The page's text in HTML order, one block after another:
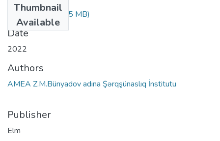
Thumbnail
Available
shusha.az.pdf(2.65 MB)
Date
2022
Authors
AMEA Z.M.Bünyadov adına Şərqşünaslıq İnstitutu
Publisher
Elm